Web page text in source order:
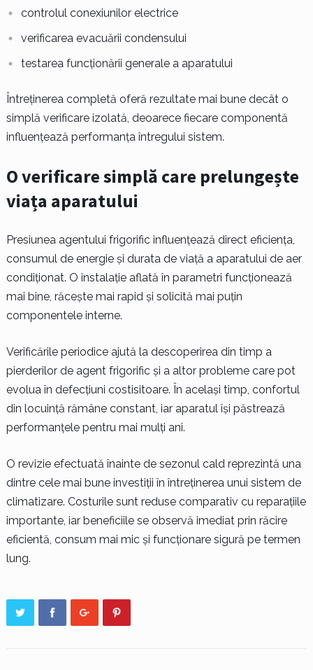
controlul conexiunilor electrice
verificarea evacuării condensului
testarea funcționării generale a aparatului
Întreținerea completă oferă rezultate mai bune decât o
simplă verificare izolată, deoarece fiecare componentă
influențează performanța întregului sistem.
O verificare simplă care prelungește
viața aparatului
Presiunea agentului frigorific influențează direct eficiența,
consumul de energie și durata de viață a aparatului de aer
condiționat. O instalație aflată în parametri funcționează
mai bine, răcește mai rapid și solicită mai puțin
componentele interne.
Verificările periodice ajută la descoperirea din timp a
pierderilor de agent frigorific și a altor probleme care pot
evolua în defecțiuni costisitoare. În același timp, confortul
din locuință rămâne constant, iar aparatul își păstrează
performanțele pentru mai mulți ani.
O revizie efectuată înainte de sezonul cald reprezintă una
dintre cele mai bune investiții în întreținerea unui sistem de
climatizare. Costurile sunt reduse comparativ cu reparațiile
importante, iar beneficiile se observă imediat prin răcire
eficientă, consum mai mic și funcționare sigură pe termen
lung.